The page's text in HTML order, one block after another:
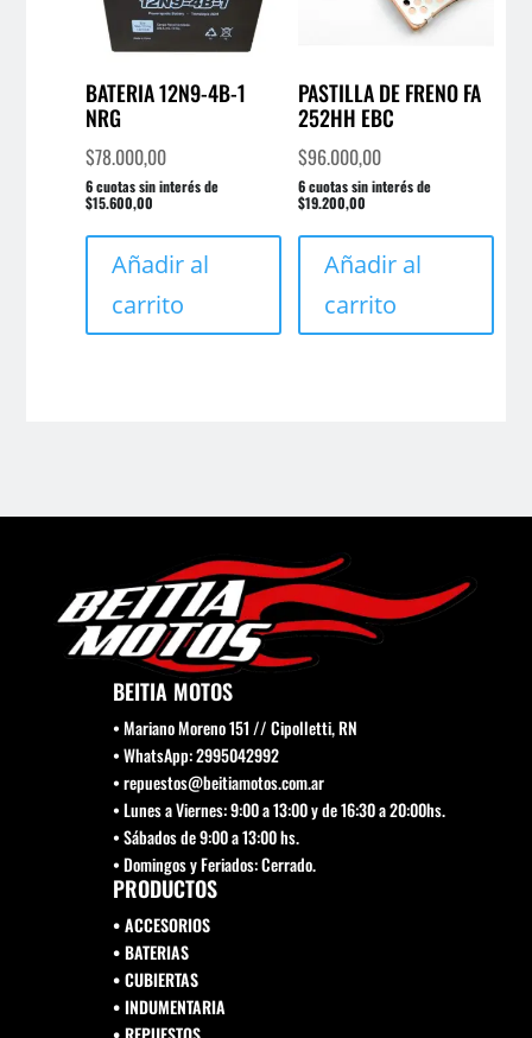
BATERIA 12N9-4B-1
NRG
$78.000,00
6 cuotas sin interés de
$15.600,00
Añadir al
carrito
PASTILLA DE FRENO FA
252HH EBC
$96.000,00
6 cuotas sin interés de
$19.200,00
Añadir al
carrito
BEITIA MOTOS
• Mariano Moreno 151 // Cipolletti, RN
• WhatsApp: 2995042992
• repuestos@beitiamotos.com.ar
• Lunes a Viernes: 9:00 a 13:00 y de 16:30 a 20:00hs.
• Sábados de 9:00 a 13:00 hs.
• Domingos y Feriados: Cerrado.
PRODUCTOS
• ACCESORIOS
• BATERIAS
• CUBIERTAS
• INDUMENTARIA